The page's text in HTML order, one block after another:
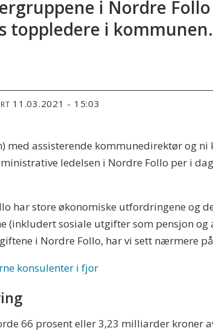
i Nordre
toppledere i kommunen.
11.03.2021 - 15:03
assisterende kommunedirektør og
ledelsen i Nordre Follo per i
har store økonomiske utfordringene og
(inkludert sosiale utgifter som pensjon
i Nordre Follo, har vi sett nærmere
konsulenter i fjor
66 prosent eller 3,23 milliarder kroner